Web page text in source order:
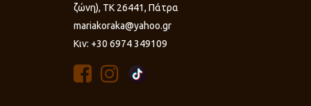
ζώνη), ΤΚ 26441, Πάτρα
mariakoraka@yahoo.gr
Κιν: +30 6974 349109